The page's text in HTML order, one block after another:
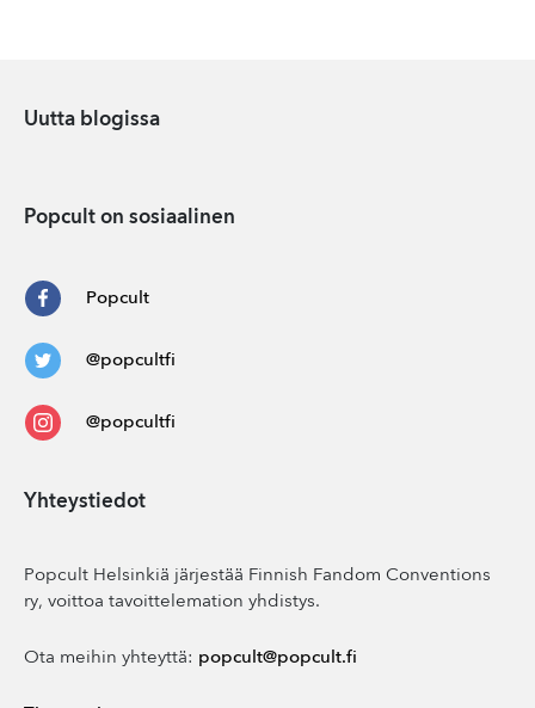
Uutta blogissa
Popcult on sosiaalinen
Popcult
@popcultfi
@popcultfi
Yhteystiedot
Popcult Helsinkiä järjestää Finnish Fandom Conventions
ry, voittoa tavoittelemation yhdistys.
Ota meihin yhteyttä: popcult@popcult.fi